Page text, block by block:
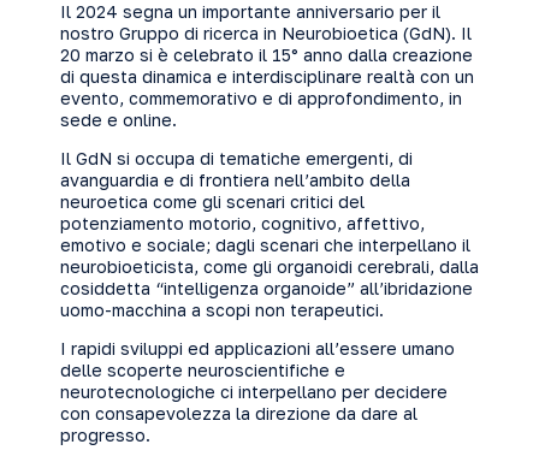
Il 2024 segna un importante anniversario per il
nostro Gruppo di ricerca in Neurobioetica (GdN). Il
20 marzo si è celebrato il 15° anno dalla creazione
di questa dinamica e interdisciplinare realtà con un
evento, commemorativo e di approfondimento, in
sede e online.
Il GdN si occupa di tematiche emergenti, di
avanguardia e di frontiera nell’ambito della
neuroetica come gli scenari critici del
potenziamento motorio, cognitivo, affettivo,
emotivo e sociale; dagli scenari che interpellano il
neurobioeticista, come gli organoidi cerebrali, dalla
cosiddetta “intelligenza organoide” all’ibridazione
uomo-macchina a scopi non terapeutici.
I rapidi sviluppi ed applicazioni all’essere umano
delle scoperte neuroscientifiche e
neurotecnologiche ci interpellano per decidere
con consapevolezza la direzione da dare al
progresso.